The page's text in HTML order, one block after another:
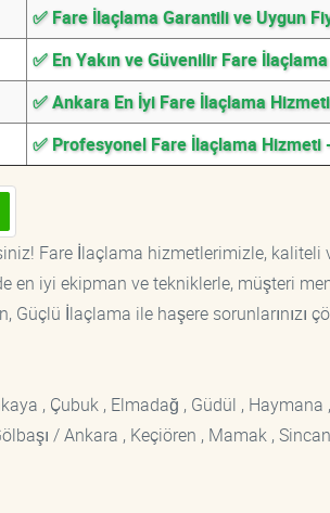
✅ Fare İlaçlama Garantili ve Uygun
✅ En Yakın ve Güvenilir Fare
✅ Ankara En İyi Fare İlaçlama Hizmeti
✅ Profesyonel Fare İlaçlama Hizmeti
Fare İlaçlama hizmetlerimizle, kaliteli
en iyi ekipman ve tekniklerle, müşteri
Güçlü İlaçlama ile haşere sorunlarınızı
, Çubuk , Elmadağ , Güdül , Haymana
/ Ankara , Keçiören , Mamak ,